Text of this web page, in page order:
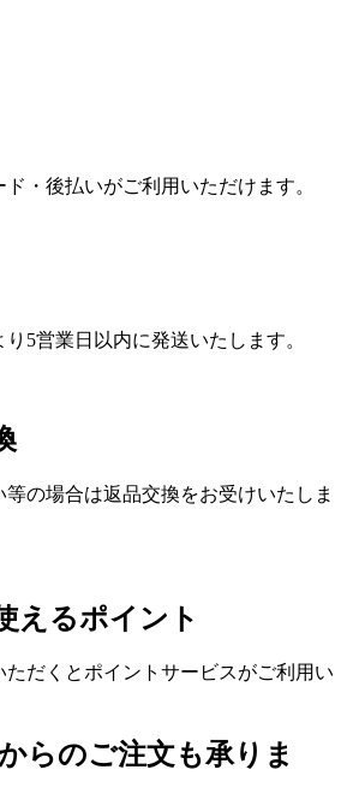
・後払いがご利用いただけます。
5営業日以内に発送いたします。
の場合は返品交換をお受けいたしま
えるポイント
ただくとポイントサービスがご利用い
らのご注文も承りま